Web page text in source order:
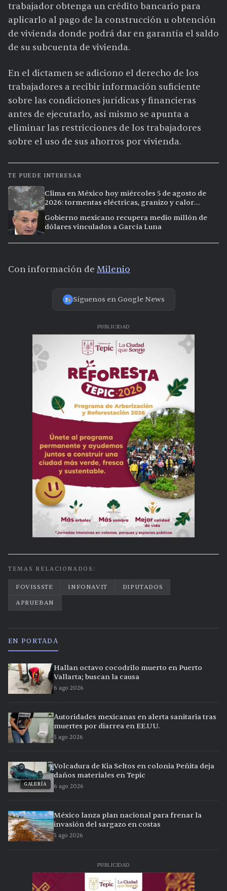
trabajador obtenga un crédito bancario para
aplicarlo al pago de la construcción u obtención
de vivienda donde podrá dar en garantía el saldo
de su subcuenta de vivienda.
En el dictamen se adiciono el derecho de los
trabajadores a recibir información suficiente
sobre las condiciones jurídicas y financieras
antes de ejecutarlo, así mismo se apunta a
eliminar las restricciones de los trabajadores
sobre el uso de sus ahorros por vivienda.
TE PUEDE INTERESAR
Clima en México hoy miércoles 5 de agosto de
2026: tormentas eléctricas, granizo y calor
Gobierno mexicano recupera medio millón de
dólares vinculados a García Luna
Con información de Milenio
Síguenos en Google News
PUBLICIDAD
TEMAS RELACIONADOS:
FOVISSSTE INFONAVIT
DIPUTADOS
APRUEBAN
EN PORTADA
Hallan octavo cocodrilo muerto en Puerto
Vallarta; buscan la causa
6 ago 2026
Autoridades mexicanas en alerta sanitaria tras
muertes por diarrea en EE.UU.
5 ago 2026
GALERÍA
Volcadura de Kia Seltos en colonia Peñita deja
daños materiales en Tepic
6 ago 2026
México lanza plan nacional para frenar la
invasión del sargazo en costas
5 ago 2026
PUBLICIDAD